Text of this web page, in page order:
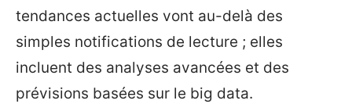
tendances actuelles vont au-delà des
simples notifications de lecture ; elles
incluent des analyses avancées et des
prévisions basées sur le big data.